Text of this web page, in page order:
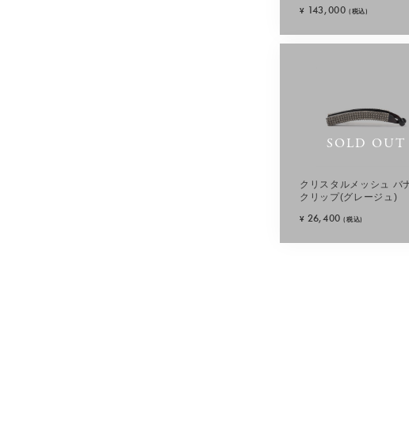
¥ 143,000 (税込)
SOLD OUT
クリスタルメッシュ バ
クリップ(グレージュ)
¥ 26,400 (税込)